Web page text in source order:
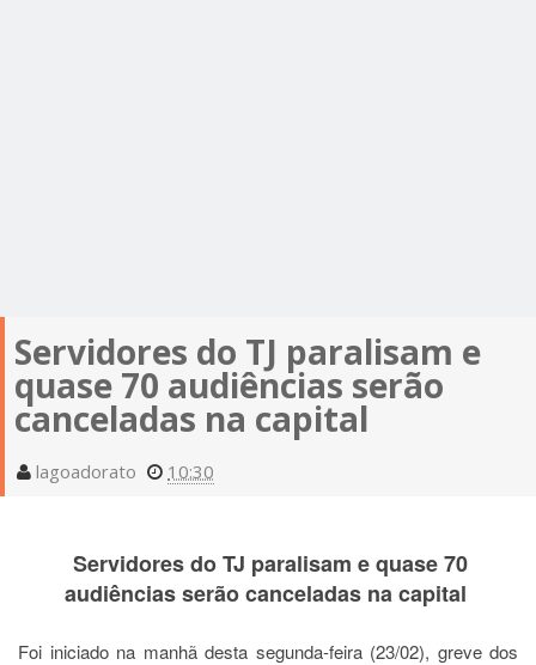
Servidores do TJ paralisam e
quase 70 audiências serão
canceladas na capital
lagoadorato 10:30
Servidores do TJ paralisam e quase 70
audiências serão canceladas na capital
Foi iniciado na manhã desta segunda-feira (23/02), greve dos